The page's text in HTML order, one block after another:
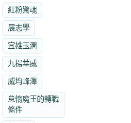
紅粉驚魂
展志學
宜雄玉潤
九揚華威
威均峰澤
怠惰魔王的轉職
條件